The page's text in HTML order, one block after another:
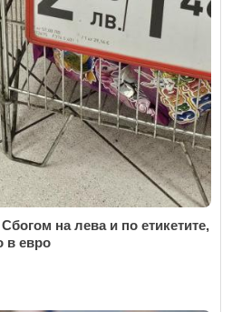
на лева и по етикетите,
в евро